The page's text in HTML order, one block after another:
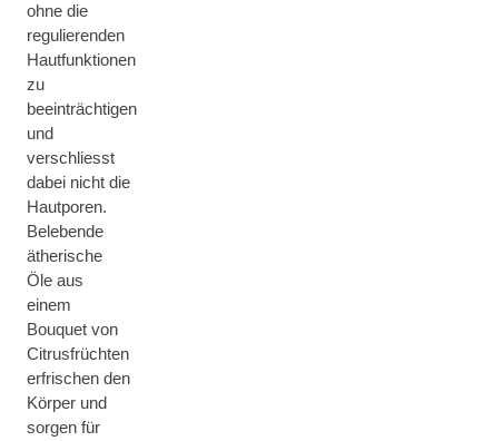
ohne die
regulierenden
Hautfunktionen
zu
beeinträchtigen
und
verschliesst
dabei nicht die
Hautporen.
Belebende
ätherische
Öle aus
einem
Bouquet von
Citrusfrüchten
erfrischen den
Körper und
sorgen für